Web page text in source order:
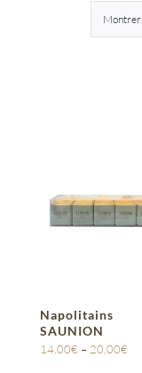
Montrer
Napolitains
SAUNION
14,00€ – 20,00€